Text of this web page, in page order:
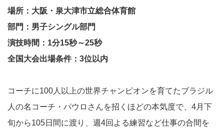
場所：大阪・泉大津市立総合体育館
部門：男子シングル部門
演技時間：1分15秒～25秒
全国大会出場条件：3位以内
コーチに100人以上の世界チャンピオンを育てたブラジル
人の名コーチ・パウロさんを招くほどの本気度で、4月下
旬から105日間に渡り、週4回よる練習など仕事の合間を